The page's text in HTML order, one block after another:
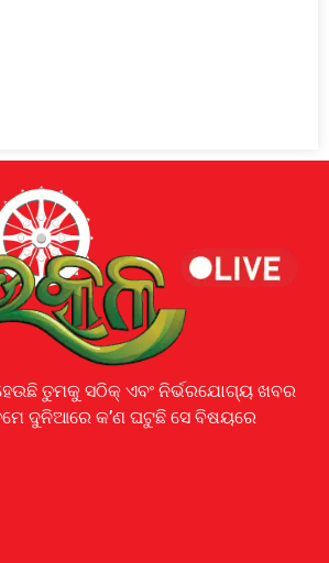
ତୁମକୁ ସଠିକ୍ ଏବଂ ନିର୍ଭରଯୋଗ୍ୟ ଖବର
ଦୁନିଆରେ କ’ଣ ଘଟୁଛି ସେ ବିଷୟରେ